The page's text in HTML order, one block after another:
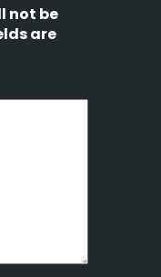
not be
are